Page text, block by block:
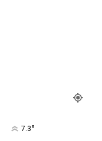
7.3°